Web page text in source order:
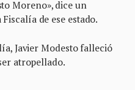
Moreno», dice un
de ese estado.
Javier Modesto falleció
atropellado.